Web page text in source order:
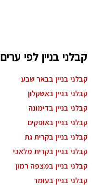
קבלני בניין לפי
קבלני בניין בבאר שבע
קבלני בניין באשקלון
קבלני בניין בדימונה
קבלני בניין באופקים
קבלני בניין בקרית גת
קבלני בניין בקרית מלאכי
קבלני בניין במצפה רמון
קבלני בניין בעומר